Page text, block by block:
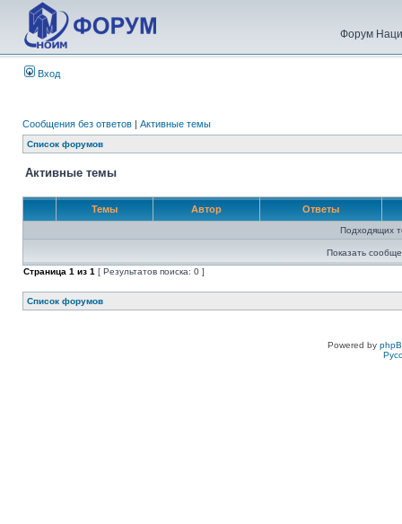
Форум
Вход
Сообщения без ответов | Активные темы
Список форумов
Активные темы
Темы Автор Ответы
Подходящих
Показать
Страница 1 из 1 [ Результатов поиска: 0 ]
Список форумов
Powered by